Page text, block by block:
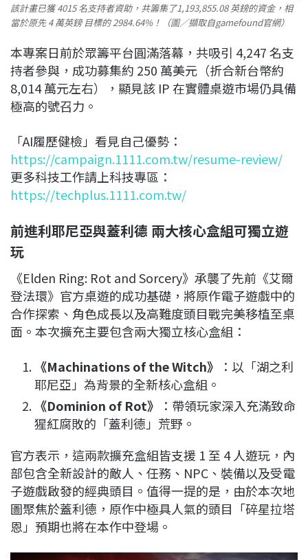
該計畫已獲 4015 名支持者資助，共籌集了1,193,855.08 英鎊的資金，相
當於原先 4 萬英鎊 目標的 2984.64%！（圖／擷取自gamefound官網）
本專案日前於眾籌平台圓滿落幕，共吸引 4,247 名支
持者參與，成功募集約 250 萬美元（折合新台幣約
8,014 萬元左右），顯見該 IP 在實體桌遊市場仍具備
極高的號召力。
「AI履歷健檢」看見自己優勢：
https://campaign.1111.com.tw/resume-review/
更多科技工作請上科技專區：
https://techplus.1111.com.tw/
前進利耶尼亞與蓋利德 兩大核心盒組可獨立遊
玩
《Elden Ring: Rot and Sorcery》承襲了先前《艾爾
登法環》官方桌遊的成功基礎，將原作電子遊戲中的
合作探索、角色成長以及高難度頭目戰完美移植至桌
面。本次擴充主要包含兩大獨立核心盒組：
《Machinations of the Witch》
：以「湖之利
耶尼亞」為背景的全新核心盒組。
《Dominion of Rot》
：帶領玩家深入充滿致命
猩紅腐敗的「蓋利德」荒野。
官方表示，這兩款擴充盒組皆支援 1 至 4 人遊玩，內
部包含全新設計的敵人、任務、NPC、裝備以及受電
子遊戲啟發的經典頭目。值得一提的是，由於本次地
圖聚焦於蓋利德，原作中極具人氣的頭目「碎星拉塔
恩」預期也將在本作中登場。